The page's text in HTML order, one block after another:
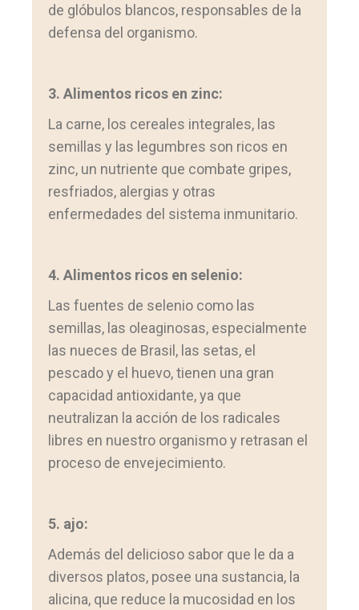
de glóbulos blancos, responsables de la
defensa del organismo.
3. Alimentos ricos en zinc:
La carne, los cereales integrales, las
semillas y las legumbres son ricos en
zinc, un nutriente que combate gripes,
resfriados, alergias y otras
enfermedades del sistema inmunitario.
4. Alimentos ricos en selenio:
Las fuentes de selenio como las
semillas, las oleaginosas, especialmente
las nueces de Brasil, las setas, el
pescado y el huevo, tienen una gran
capacidad antioxidante, ya que
neutralizan la acción de los radicales
libres en nuestro organismo y retrasan el
proceso de envejecimiento.
5. ajo:
Además del delicioso sabor que le da a
diversos platos, posee una sustancia, la
alicina, que reduce la mucosidad en los